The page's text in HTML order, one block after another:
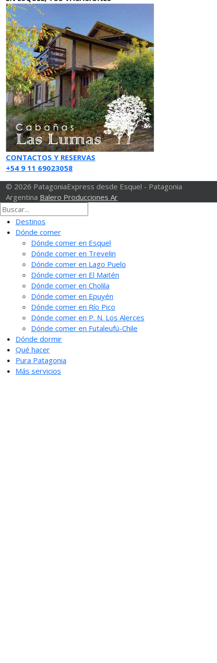
CONTACTOS Y RESERVAS
+54 9 11 69023058
© 2026 PatagoniaExpress desde Esquel - Patagonia
Argentina Balero Producciones Ar
Destinos
Dónde comer
Dónde comer en Esquel
Dónde comer en Trevelin
Dónde comer en Lago Puelo
Dónde comer en El Maitén
Dónde comer en Cholila
Dónde comer en Epuyén
Dónde comer en Río Pico
Dónde comer en P. N. Los Alerces
Dónde comer en Futaleufú-Chile
Dónde dormir
Qué hacer
Pura Patagonia
Más servicios